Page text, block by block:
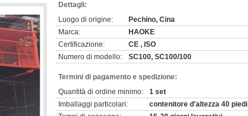
Dettagli:
Luogo di origine:
Pechino, Cina
Marca:
HAOKE
Certificazione:
CE , ISO
Numero di modello:
SC100, SC100/100
Termini di pagamento e spedizione:
Quantità di ordine minimo:
1 set
Imballaggi particolari:
contenitore d'altezza 40 piedi